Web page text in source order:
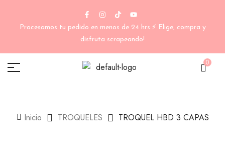
Procesamos tu pedido en menos de 24 hrs.⚡ Elige, compra y
disfruta scrapeando!
0
Inicio TROQUELES TROQUEL HBD 3 CAPAS